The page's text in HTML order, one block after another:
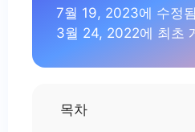
7월 19, 2023에 수정됨
3월 24, 2022에 최초
목차